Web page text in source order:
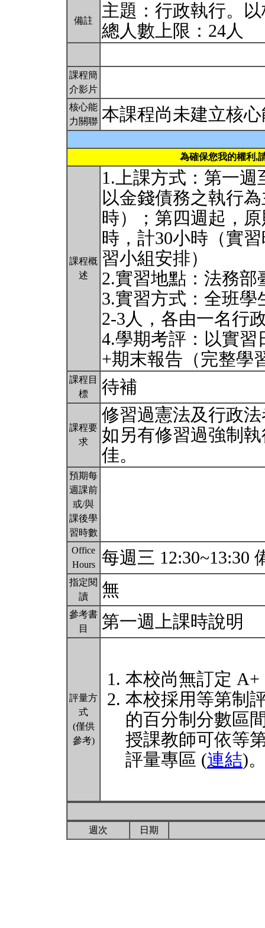
備註
主題：行政執行。
總人數上限：24人
課程簡
介影片
核心能
力關聯 本課程尚未建立核
為確保您我的權利,
課程概
述
1.上課方式：第一
以金錢債務之執行
時）；第四週起，
時，計30小時（實
習小組安排）
2.實習地點：法務部
3.實習方式：全班學
2-3人，各由一名行
4.學期考評：以實
+期末報告（完整學
課程目
標
待補
課程要
求
修習過憲法及行政
如另有修習過強制
佳。
預期每
週課前
或/與
課後學
習時數
Office
Hours
每週三 12:30~13:30
指定閱
讀
無
參考書
目
第一週上課時說明
評量方
式
(僅供
參考)
本校尚無訂定
本校採用等第制
的百分制分數區
授課教師可依等
評量專區 (連結)
週次 日期